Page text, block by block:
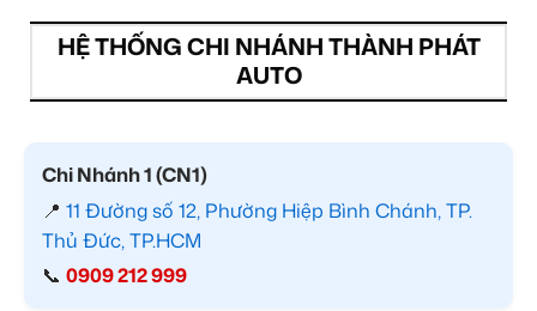
HỆ THỐNG CHI NHÁNH THÀNH PHÁT
AUTO
Chi Nhánh 1 (CN1)
📍 11 Đường số 12, Phường Hiệp Bình Chánh, TP.
Thủ Đức, TP.HCM
📞 0909 212 999